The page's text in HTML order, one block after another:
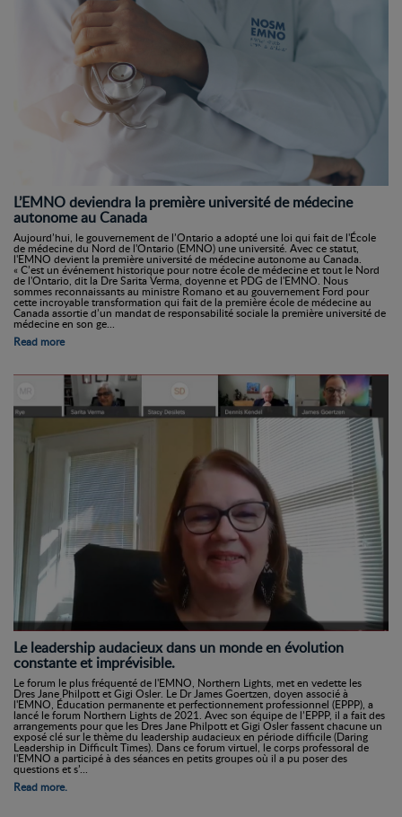
L’EMNO deviendra la première université de médecine
autonome au Canada
Aujourd’hui, le gouvernement de l’Ontario a adopté une loi qui fait de l'École
de médecine du Nord de l'Ontario (EMNO) une université. Avec ce statut,
l'EMNO devient la première université de médecine autonome au Canada.
« C’est un événement historique pour notre école de médecine et tout le Nord
de l'Ontario, dit la Dre Sarita Verma, doyenne et PDG de l'EMNO. Nous
sommes reconnaissants au ministre Romano et au gouvernement Ford pour
cette incroyable transformation qui fait de la première école de médecine au
Canada assortie d’un mandat de responsabilité sociale la première université de
médecine en son ge...
Read more
Le leadership audacieux dans un monde en évolution
constante et imprévisible.
Le forum le plus fréquenté de l'EMNO, Northern Lights, met en vedette les
Dres Jane Philpott et Gigi Osler. Le Dr James Goertzen, doyen associé à
l'EMNO, Éducation permanente et perfectionnement professionnel (EPPP), a
lancé le forum Northern Lights de 2021. Avec son équipe de l’EPPP, il a fait des
arrangements pour que les Dres Jane Philpott et Gigi Osler fassent chacune un
exposé clé sur le thème du leadership audacieux en période difficile (Daring
Leadership in Difficult Times). Dans ce forum virtuel, le corps professoral de
l'EMNO a participé à des séances en petits groupes où il a pu poser des
questions et s’...
Read more.